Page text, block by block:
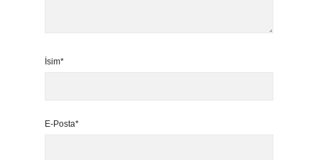
İsim*
E-Posta*